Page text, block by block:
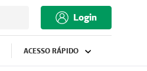
Login
ACESSO RÁPIDO